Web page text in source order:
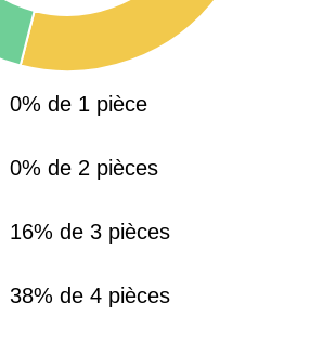
0% de 1 pièce
0% de 2 pièces
16% de 3 pièces
38% de 4 pièces